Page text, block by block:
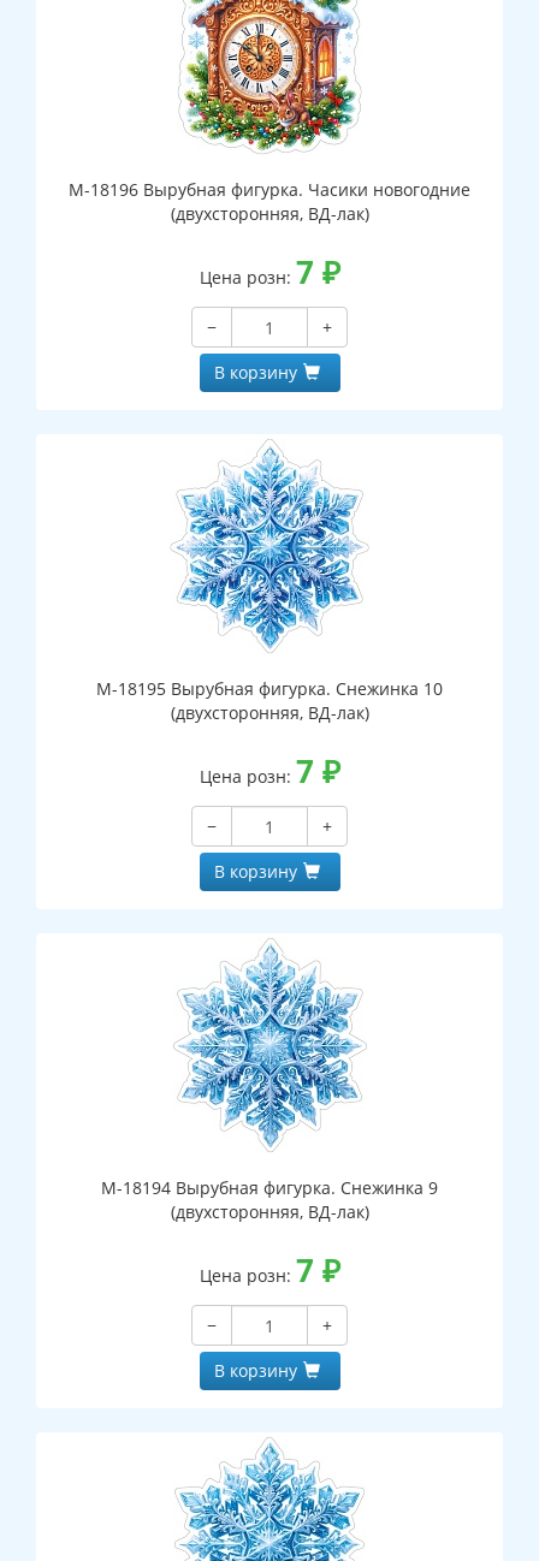
М-18196 Вырубная фигурка. Часики новогодние
(двухсторонняя, ВД-лак)
Цена розн: 7 ₽
−
+
В корзину
М-18195 Вырубная фигурка. Снежинка 10
(двухсторонняя, ВД-лак)
Цена розн: 7 ₽
−
+
В корзину
М-18194 Вырубная фигурка. Снежинка 9
(двухсторонняя, ВД-лак)
Цена розн: 7 ₽
−
+
В корзину